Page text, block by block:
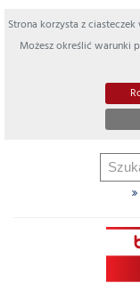
Strona korzysta z
Możesz określić warunki